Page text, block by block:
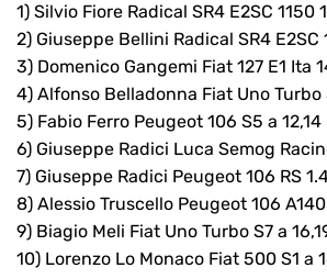
1) Silvio Fiore Radical SR4 E2SC 1150
2) Giuseppe Bellini Radical SR4 E2SC
3) Domenico Gangemi Fiat 127 E1 Ita
4) Alfonso Belladonna Fiat Uno Turbo
5) Fabio Ferro Peugeot 106 S5 a 12,14
6) Giuseppe Radici Luca Semog
7) Giuseppe Radici Peugeot 106 RS
8) Alessio Truscello Peugeot 106
9) Biagio Meli Fiat Uno Turbo S7 a
10) Lorenzo Lo Monaco Fiat 500 S1 a